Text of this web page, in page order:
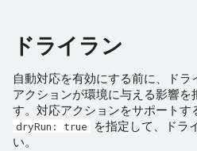
ドライラン
自動対応を有効にする前に、ド
アクションが環境に与える影響を
す。対応アクションをサポートす
dryRun: true
を指定して、ドラ
い。